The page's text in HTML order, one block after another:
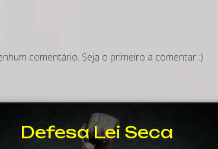
comentário. Seja o primeiro a comentar :)
Defesa Lei Seca